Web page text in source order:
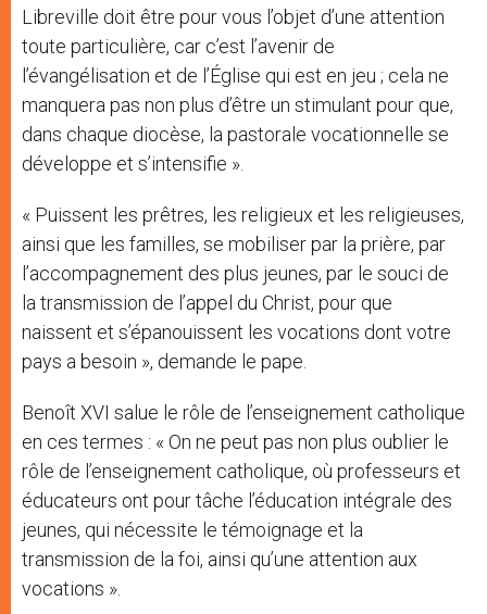
Libreville doit être pour vous l’objet d’une attention
toute particulière, car c’est l’avenir de
l’évangélisation et de l’Église qui est en jeu ; cela ne
manquera pas non plus d’être un stimulant pour que,
dans chaque diocèse, la pastorale vocationnelle se
développe et s’intensifie ».
« Puissent les prêtres, les religieux et les religieuses,
ainsi que les familles, se mobiliser par la prière, par
l’accompagnement des plus jeunes, par le souci de
la transmission de l’appel du Christ, pour que
naissent et s’épanouissent les vocations dont votre
pays a besoin », demande le pape.
Benoît XVI salue le rôle de l’enseignement catholique
en ces termes : « On ne peut pas non plus oublier le
rôle de l’enseignement catholique, où professeurs et
éducateurs ont pour tâche l’éducation intégrale des
jeunes, qui nécessite le témoignage et la
transmission de la foi, ainsi qu’une attention aux
vocations ».